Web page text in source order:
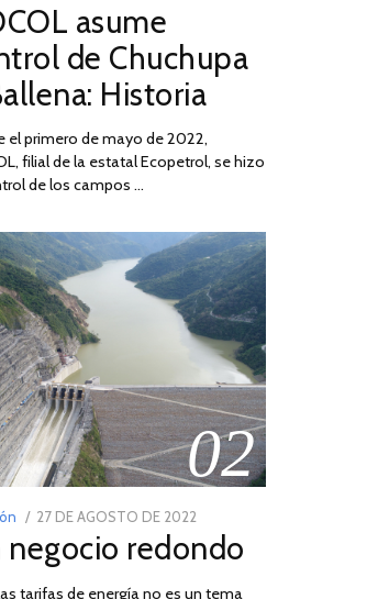
ON
DE
2026
asume
de Chuchupa
Historia
el primero de mayo de 2022,
filial de la estatal Ecopetrol, se hizo
de los campos …
02
POSTED
ON
27 DE AGOSTO DE 202230
DE
DE
negocio redondo
tarifas de energía no es un tema